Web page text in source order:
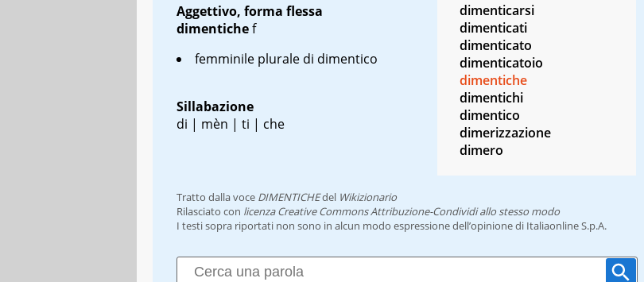
Aggettivo, forma flessa
dimentichef
femminile plurale di dimentico
Sillabazione
di | mèn | ti | che
dimenticarsi
dimenticati
dimenticato
dimenticatoio
dimentiche
dimentichi
dimentico
dimerizzazione
dimero
Tratto dalla voce DIMENTICHEdel Wikizionario
Rilasciato con licenza Creative Commons Attribuzione-Condividi allo stesso modo
I testi sopra riportati non sono in alcun modo espressione dell’opinione di Italiaonline S.p.A.